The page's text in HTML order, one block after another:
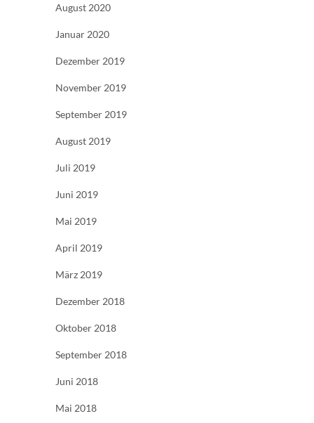
August 2020
Januar 2020
Dezember 2019
November 2019
September 2019
August 2019
Juli 2019
Juni 2019
Mai 2019
April 2019
März 2019
Dezember 2018
Oktober 2018
September 2018
Juni 2018
Mai 2018